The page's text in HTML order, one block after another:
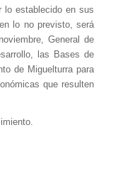
lo establecido en sus
lo no previsto, será
General de
las Bases de
de Miguelturra para
que resulten